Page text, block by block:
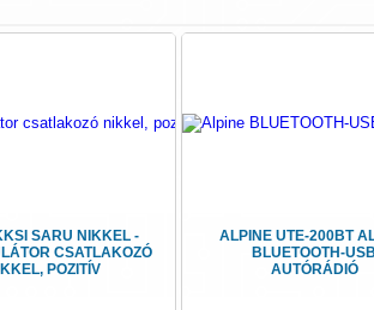
SARU NIKKEL -
CSATLAKOZÓ
POZITÍV
ALPINE UTE-200BT
BLUETOOTH-USB
AUTÓRÁDIÓ